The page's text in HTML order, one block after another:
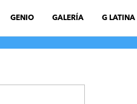
GENIO GALERÍA G LATINA